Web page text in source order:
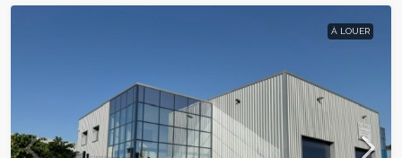
À LOUER